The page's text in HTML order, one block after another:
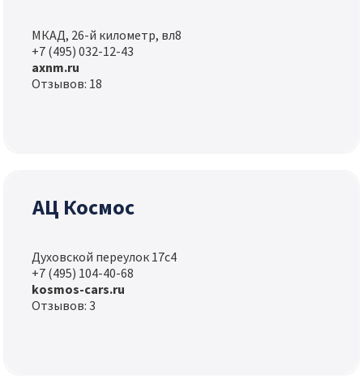
МКАД, 26-й километр, вл8
+7 (495) 032-12-43
axnm.ru
Отзывов: 18
АЦ Космос
Духовской переулок 17с4
+7 (495) 104-40-68
kosmos-cars.ru
Отзывов: 3